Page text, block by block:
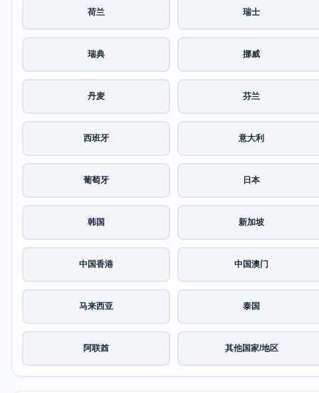
荷兰 瑞士
瑞典 挪威
丹麦 芬兰
西班牙 意大利
葡萄牙 日本
韩国 新加坡
中国香港 中国澳门
马来西亚 泰国
阿联酋 其他国家/地区